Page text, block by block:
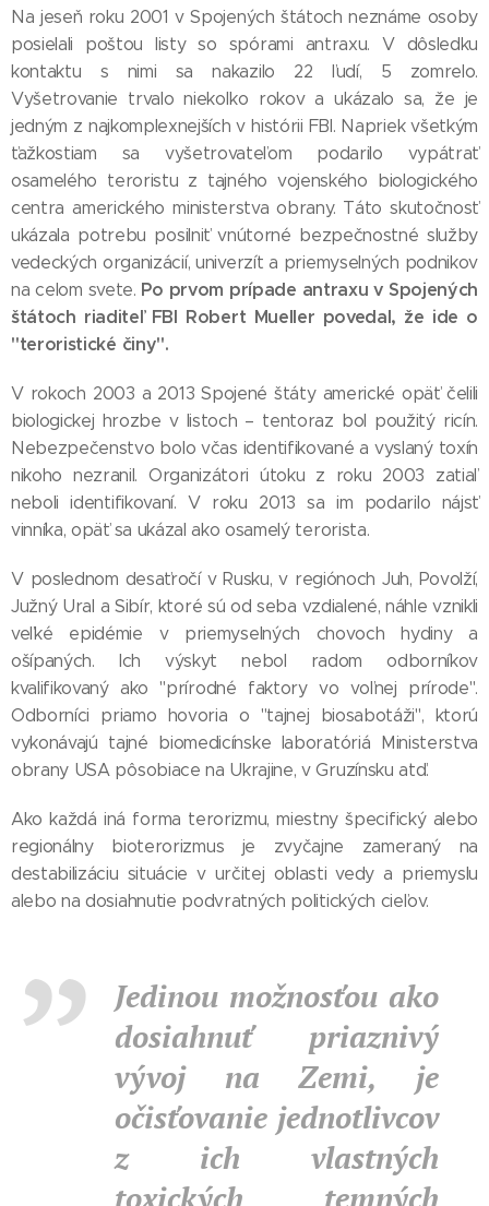
Na jeseň roku 2001 v Spojených štátoch neznáme osoby
posielali poštou listy so spórami antraxu. V dôsledku
kontaktu s nimi sa nakazilo 22 ľudí, 5 zomrelo.
Vyšetrovanie trvalo niekoľko rokov a ukázalo sa, že je
jedným z najkomplexnejších v histórii FBI. Napriek všetkým
ťažkostiam sa vyšetrovateľom podarilo vypátrať
osamelého teroristu z tajného vojenského biologického
centra amerického ministerstva obrany. Táto skutočnosť
ukázala potrebu posilniť vnútorné bezpečnostné služby
vedeckých organizácií, univerzít a priemyselných podnikov
na celom svete. Po prvom prípade antraxu v Spojených
štátoch riaditeľ FBI Robert Mueller povedal, že ide o
"teroristické činy".
V rokoch 2003 a 2013 Spojené štáty americké opäť čelili
biologickej hrozbe v listoch – tentoraz bol použitý ricín.
Nebezpečenstvo bolo včas identifikované a vyslaný toxín
nikoho nezranil. Organizátori útoku z roku 2003 zatiaľ
neboli identifikovaní. V roku 2013 sa im podarilo nájsť
vinníka, opäť sa ukázal ako osamelý terorista.
V poslednom desaťročí v Rusku, v regiónoch Juh, Povolží,
Južný Ural a Sibír, ktoré sú od seba vzdialené, náhle vznikli
veľké epidémie v priemyselných chovoch hydiny a
ošípaných. Ich výskyt nebol radom odborníkov
kvalifikovaný ako "prírodné faktory vo voľnej prírode".
Odborníci priamo hovoria o "tajnej biosabotáži", ktorú
vykonávajú tajné biomedicínske laboratóriá Ministerstva
obrany USA pôsobiace na Ukrajine, v Gruzínsku atď.
Ako každá iná forma terorizmu, miestny špecifický alebo
regionálny bioterorizmus je zvyčajne zameraný na
destabilizáciu situácie v určitej oblasti vedy a priemyslu
alebo na dosiahnutie podvratných politických cieľov.
Jedinou možnosťou ako
dosiahnuť priaznivý
vývoj na Zemi, je
očisťovanie jednotlivcov
z ich vlastných
toxických temných